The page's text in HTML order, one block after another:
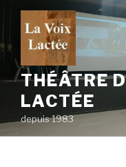
content
THÉÂTRE
LACTÉE
depuis 1983